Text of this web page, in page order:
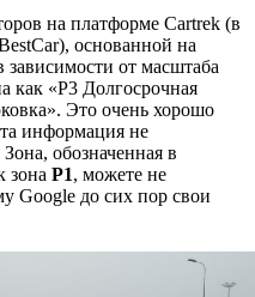
на платформе Cartrek (в
основанной на
от масштаба
как «Р3 Долгосрочная
Это очень хорошо
информация не
обозначенная в
зона Р1, можете не
Google до сих пор свои